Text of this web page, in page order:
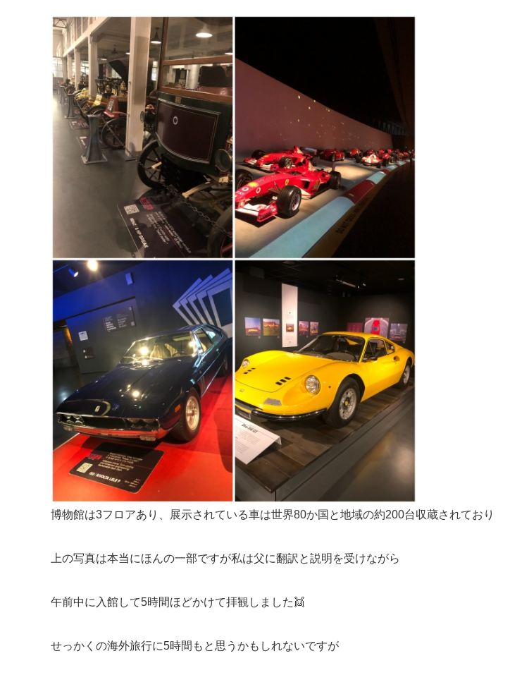
博物館は3フロアあり、展示されている車は世界80か国と地域の約200台収蔵されており
上の写真は本当にほんの一部ですが私は父に翻訳と説明を受けながら
午前中に入館して5時間ほどかけて拝観しました👯
せっかくの海外旅行に5時間もと思うかもしれないですが